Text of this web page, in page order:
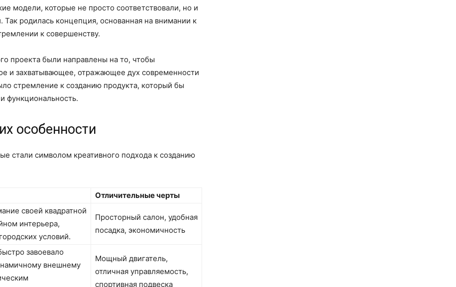
модели, которые не просто соответствовали, но и
родилась концепция, основанная на внимании к
к совершенству.
проекта были направлены на то, чтобы
и захватывающее, отражающее дух современности
стремление к созданию продукта, который бы
функциональность.
особенности
стали символом креативного подхода к созданию
Отличительные черты
своей квадратной
интерьера,
условий.
Просторный салон, удобная
посадка, экономичность
завоевало
внешнему
Мощный двигатель,
отличная управляемость,
спортивная подвеска